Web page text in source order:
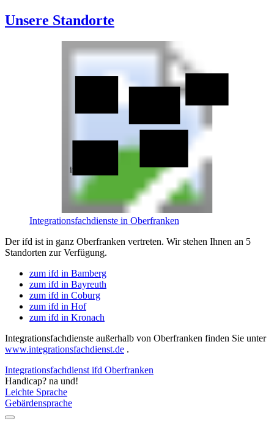
Unsere Standorte
ifd Bamberg
Integrationsfachdienste in Oberfranken
Der ifd ist in ganz Oberfranken vertreten. Wir stehen Ihnen an 5
Standorten zur Verfügung.
zum ifd in Bamberg
zum ifd in Bayreuth
zum ifd in Coburg
zum ifd in Hof
zum ifd in Kronach
Integrationsfachdienste außerhalb von Oberfranken finden Sie unter
www.integrationsfachdienst.de .
Integrationsfachdienst ifd Oberfranken
Handicap? na und!
Leichte Sprache
Gebärdensprache